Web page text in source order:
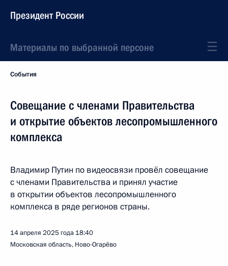
Президент России
Материалы по выбранной персоне
События
Совещание с членами Правительства
и открытие объектов лесопромышленного
комплекса
Владимир Путин по видеосвязи провёл совещание
с членами Правительства и принял участие
в открытии объектов лесопромышленного
комплекса в ряде регионов страны.
14 апреля 2025 года 18:40
Московская область, Ново-Огарёво